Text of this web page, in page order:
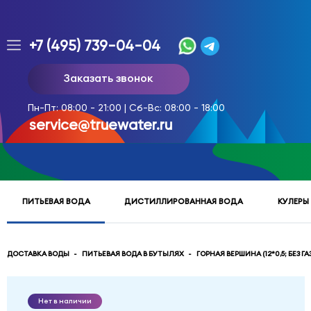
Заказ
доставки
воды
тел.
многоканальный
service@truewater.ru
Московская
областьМытищинский
н,
Мытищи,
+7 (495) 739-04-04
Заказать звонок
Пн-Пт: 08:00 - 21:00 | Сб-Вс: 08:00 - 18:00
service@truewater.ru
ПИТЬЕВАЯ ВОДА ДИСТИЛЛИРОВАННАЯ ВОДА
ДОСТАВКА ВОДЫ ПИТЬЕВАЯ ВОДА В БУТЫЛЯХ ГОРНАЯ ВЕРШИНА (12*0,5; БЕЗ
Нет в наличии